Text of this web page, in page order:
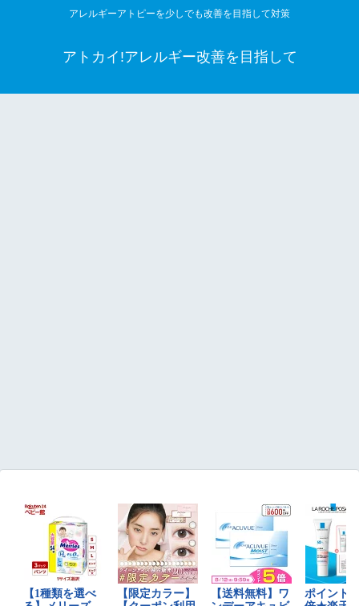
アレルギーアトピーを少しでも改善を目指して対策
アトカイ!アレルギー改善を目指して